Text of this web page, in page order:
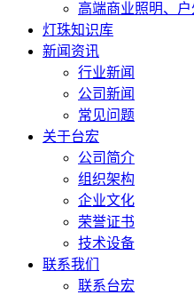
高端商业照明、
灯珠知识库
新闻资讯
行业新闻
公司新闻
常见问题
关于台宏
公司简介
组织架构
企业文化
荣誉证书
技术设备
联系我们
联系台宏